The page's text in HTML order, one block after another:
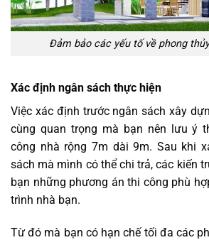
Đảm bảo các yếu tố về phong
Xác định ngân sách thực hiện
Việc xác định trước ngân sách xây
cùng quan trọng mà bạn nên lưu ý
công nhà rộng 7m dài 9m. Sau khi
sách mà mình có thể chi trả, các kiến
bạn những phương án thi công phù
trình nhà bạn.
Từ đó mà bạn có hạn chế tối đa các